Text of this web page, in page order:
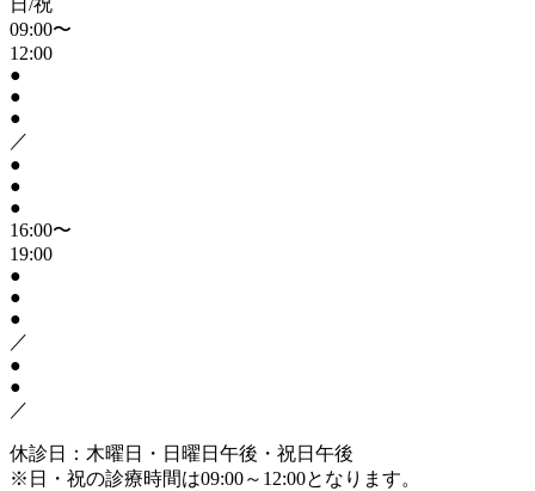
09:00〜
12:00
●
●
●
／
●
●
●
16:00〜
19:00
●
●
●
／
●
●
／
休診日：木曜日・日曜日午後・祝日午後
※日・祝の診療時間は09:00～12:00となります。